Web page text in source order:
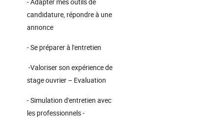
candidature, répondre à une
annonce
- Se préparer à l'entretien
-Valoriser son expérience de
stage ouvrier – Evaluation
- Simulation d'entretien avec
les professionnels -